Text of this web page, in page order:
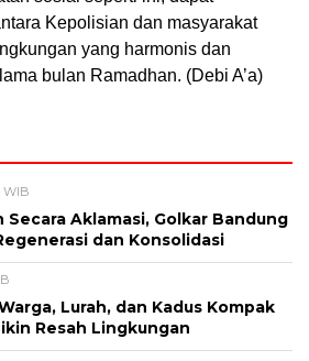
Kepolisian dan masyarakat
yang harmonis dan
bulan Ramadhan. (Debi A’a)
WIB
Secara Aklamasi, Golkar Bandung
dan Konsolidasi
Lurah, dan Kadus Kompak
Resah Lingkungan